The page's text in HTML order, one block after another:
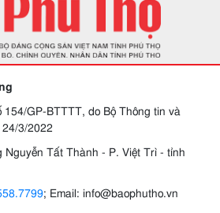
154/GP-BTTTT, do Bộ Thông tin và
24/3/2022
Nguyễn Tất Thành - P. Việt Trì - tỉnh
; Email: info@baophutho.vn